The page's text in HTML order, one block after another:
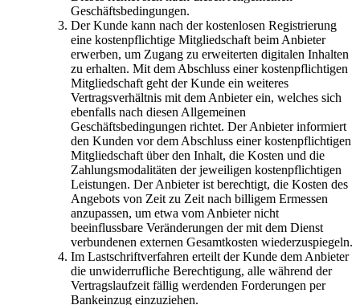
Geschäftsbedingungen.
Der Kunde kann nach der kostenlosen Registrierung
eine kostenpflichtige Mitgliedschaft beim Anbieter
erwerben, um Zugang zu erweiterten digitalen Inhalten
zu erhalten. Mit dem Abschluss einer kostenpflichtigen
Mitgliedschaft geht der Kunde ein weiteres
Vertragsverhältnis mit dem Anbieter ein, welches sich
ebenfalls nach diesen Allgemeinen
Geschäftsbedingungen richtet. Der Anbieter informiert
den Kunden vor dem Abschluss einer kostenpflichtigen
Mitgliedschaft über den Inhalt, die Kosten und die
Zahlungsmodalitäten der jeweiligen kostenpflichtigen
Leistungen. Der Anbieter ist berechtigt, die Kosten des
Angebots von Zeit zu Zeit nach billigem Ermessen
anzupassen, um etwa vom Anbieter nicht
beeinflussbare Veränderungen der mit dem Dienst
verbundenen externen Gesamtkosten wiederzuspiegeln.
Im Lastschriftverfahren erteilt der Kunde dem Anbieter
die unwiderrufliche Berechtigung, alle während der
Vertragslaufzeit fällig werdenden Forderungen per
Bankeinzug einzuziehen.